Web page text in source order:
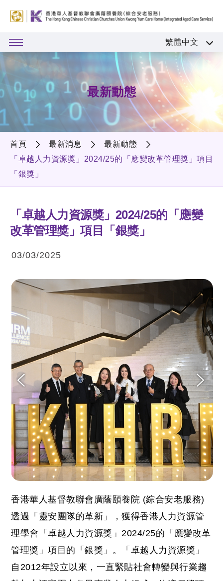
繁體中文
最新動態
首頁 最新消息
最新動態
「卓越人力資源獎」2024/25的「應變改革管理獎」項目
「銀獎」
「卓越人力資源獎」2024/25的「應變
改革管理獎」項目「銀獎」
03/03/2025
香港華人基督教聯會廣蔭頤養院 (綜合安老服務)
透過「靈安團隊的革新」，獲得香港人力資源管
理學會「卓越人力資源獎」2024/25的「應變改革
管理獎」項目的「銀獎」。「卓越人力資源獎」
自2012年設立以來，一直緊貼社會轉變與行業趨